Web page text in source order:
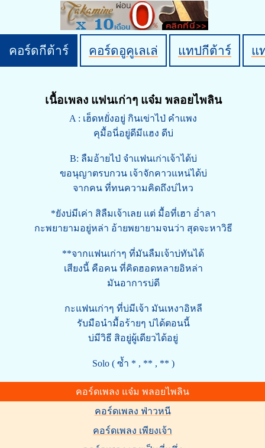
คอร์ดกีต้าร์ คอร์ดอูคูเลเล่ แทปกีต้าร์ แ
เนื้อเพลง แฟนเก่าๆ แจ๋ม พลอยไพลิน
A : เฮ็ดหยั่งอยู่ กินเข่าไป่ คำแพง
คุมื้อนี่อยู่ดีมีแฮง ดีบ่
B: ลืมอ้ายไป่ จำเเฟนเก่าเจ้าได้บ่
ขอนุญาตรบกวน เจ้าจักคาวแหน่ได้บ่
จากคน ที่ทนความคิดถึงบ่ไหว
*ยังบ่มีเค่า สิลืมเจ้าเลย แต่ มื้อที่เฮา อ่ำลา
กะพยายามอยู่หล่า อ้ายพยายามจนว่า สุดจะหาวิธี
**จากแฟนเก่าๆ ที่มันลืมเจ้าบ่ทันได้
เสียงนี้ คือคน ที่คิดฮอดหลายอิหล่า
มันอาการบ่ดี
กะแฟนเก่าๆ ที่บ่มีเจ้า มันเหงาอิหลี
รับมือนำมื้อร้ายๆ บ่ได้ตอนนี้
บ่มีวิธี สิอยู่ผู้เดียวได้อยู่
Solo ( ซ้ำ * , ** , ** )
คอร์ดเพลง แจ๋ม พลอยไพลิน
คอร์ดเพลง ฟ่าวหนี
คอร์ดเพลง เพียงเจ้า